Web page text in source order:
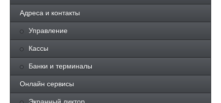
Адреса и контакты
Управление
Кассы
Банки и терминалы
Онлайн сервисы